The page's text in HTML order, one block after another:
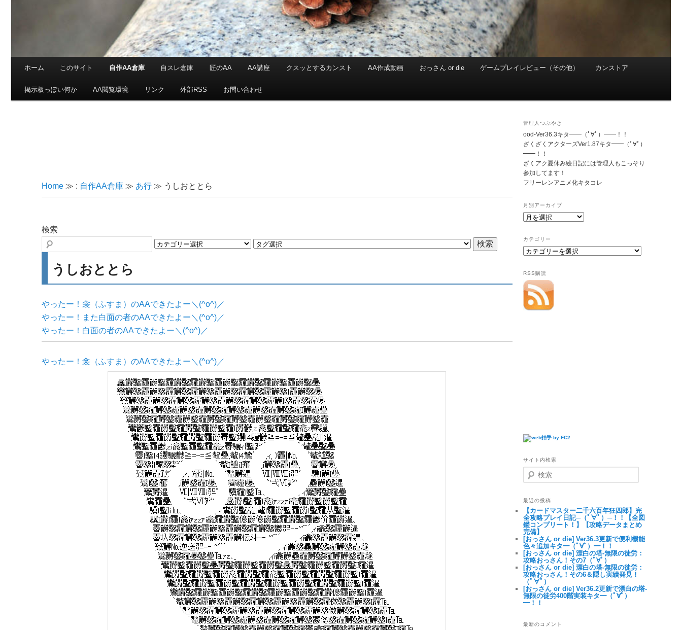
メインコンテンツへ移動
サブコンテンツへ移動
ホーム このサイト 自作AA倉庫 自スレ倉庫 匠のAA AA講座 クスッとするカンスト AA作成動画 おっさん or die ゲームプレイレビュー（その他） カンストア
掲示板っぽい何か AA閲覧環境 リンク 外部RSS お問い合わせ
Home≫ : 自作AA倉庫≫ あ行≫ うしおととら
検索
うしおととら
やったー！衾（ふすま）のAAできたよー＼(^o^)／
やったー！また白面の者のAAできたよー＼(^o^)／
やったー！白面の者のAAできたよー＼(^o^)／
やったー！衾（ふすま）のAAできたよー＼(^o^)／
管理人つぶやき
ood-Ver36.3キタ━━（ﾟ∀ﾟ）━━！！
ざくざくアクターズVer1.87キタ━━（ﾟ∀ﾟ）
━━！！
ざくアク夏休み絵日記には管理人もこっそり
参加してます！
フリーレンアニメ化キタコレ
月別アーカイブ
カテゴリー
RSS購読
サイト内検索
最近の投稿
【カードマスター二千六百年狂四郎】完
全攻略プレイ日記─（ﾟ∀ﾟ）─！！【全図
鑑コンプリート！】【攻略データまとめ
完備】
[おっさん or die] Ver36.3更新で便利機能
色々追加キタ━（ﾟ∀ﾟ）━！！
[おっさん or die] 漂白の塔-無限の徒労：
攻略おっさん！その7（ﾟ∀ﾟ）
[おっさん or die] 漂白の塔-無限の徒労：
攻略おっさん！その6＆隠し実績発見！
（ﾟ∀ﾟ）
[おっさん or die] Ver36.2更新で漂白の塔-
無限の徒労400階実装キタ━（ﾟ∀ﾟ）
━！！
最新のコメント